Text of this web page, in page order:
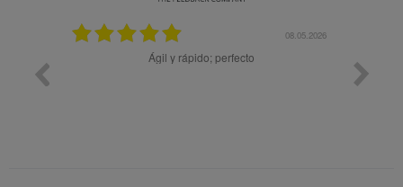
08.05.2026
Ágil y rápido; perfecto